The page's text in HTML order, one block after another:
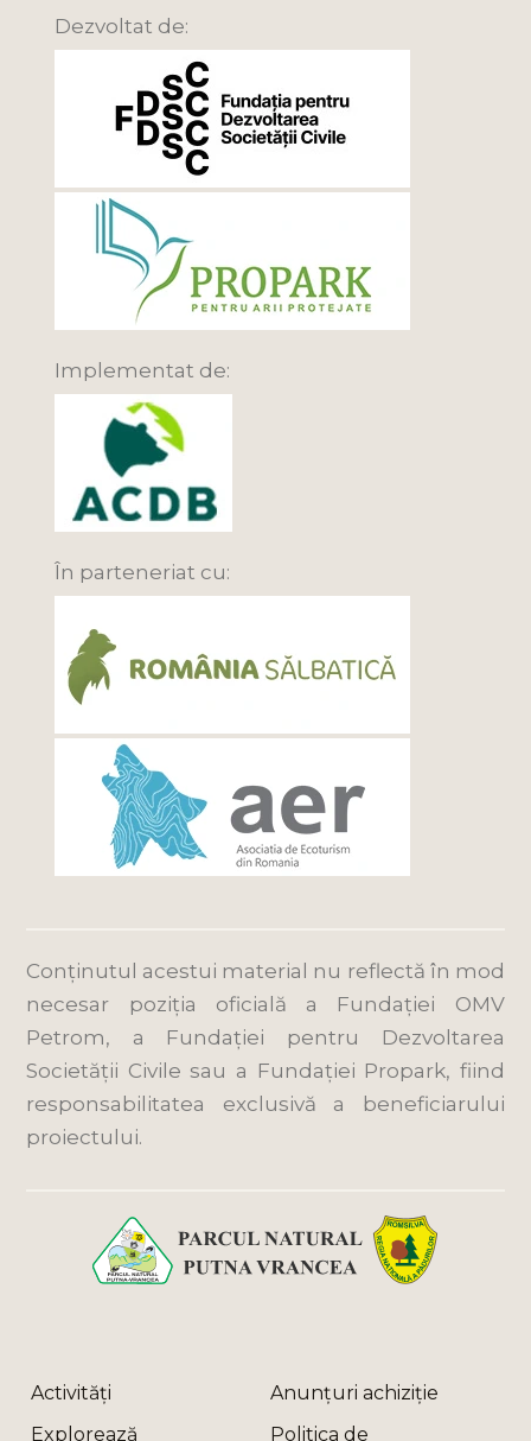
Dezvoltat de:
Implementat de:
În parteneriat cu:
Conținutul acestui material nu reflectă în mod
necesar poziția oficială a Fundației OMV
Petrom, a Fundației pentru Dezvoltarea
Societății Civile sau a Fundației Propark, fiind
responsabilitatea exclusivă a beneficiarului
proiectului.
Activități
Explorează
Anunțuri achiziție
Politica de